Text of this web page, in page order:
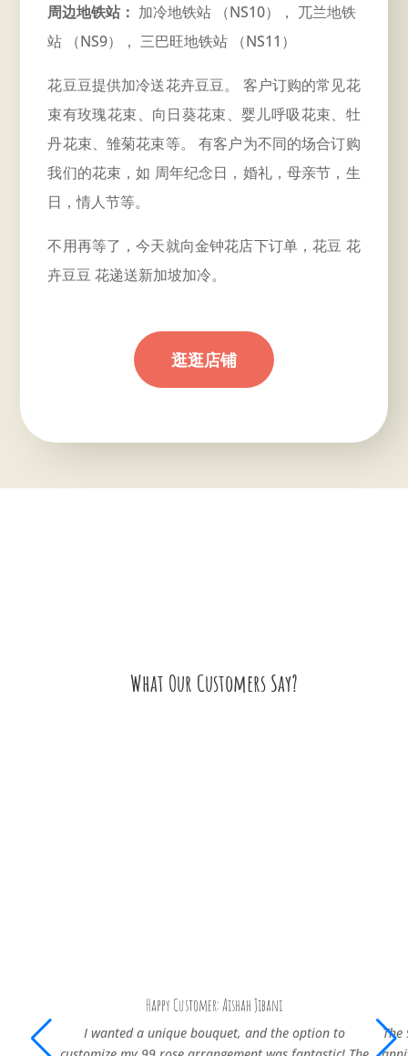
周边地铁站： 加冷地铁站 （NS10）， 兀兰地铁
站 （NS9）， 三巴旺地铁站 （NS11）
花豆豆提供加冷送花卉豆豆。 客户订购的常见花
束有玫瑰花束、向日葵花束、婴儿呼吸花束、牡
丹花束、雏菊花束等。 有客户为不同的场合订购
我们的花束，如 周年纪念日，婚礼，母亲节，生
日，情人节等。
不用再等了，今天就向金钟花店下订单，花豆 花
卉豆豆 花递送新加坡加冷。
逛逛店铺
What Our Customers Say?
Happy Customer: Aishah Jibani
I wanted a unique bouquet, and the option to
The